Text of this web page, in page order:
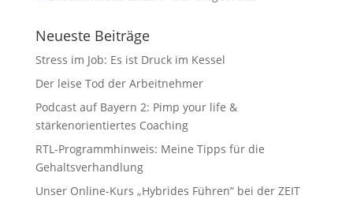
Neueste Beiträge
Stress im Job: Es ist Druck im Kessel
Der leise Tod der Arbeitnehmer
Podcast auf Bayern 2: Pimp your life &
stärkenorientiertes Coaching
RTL-Programmhinweis: Meine Tipps für die
Gehaltsverhandlung
Unser Online-Kurs „Hybrides Führen“ bei der ZEIT